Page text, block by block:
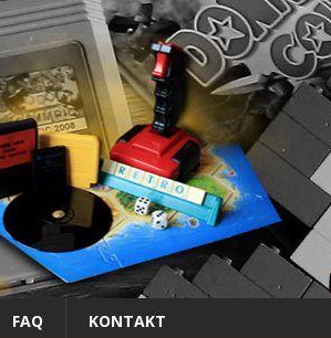
FAQ KONTAKT